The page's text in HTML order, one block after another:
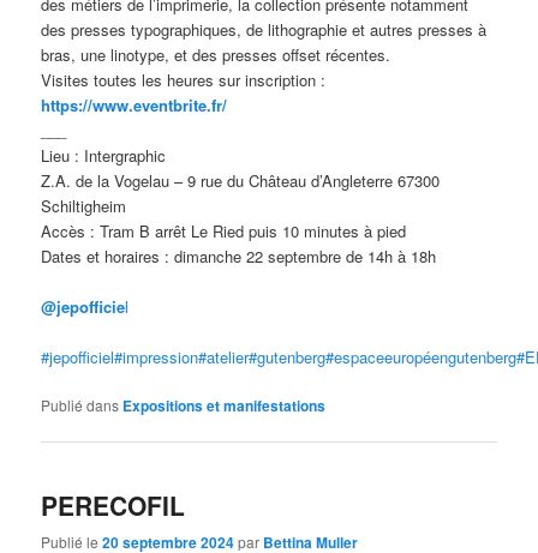
des presses typographiques, de lithographie et autres presses à
bras, une linotype, et des presses offset récentes.
Visites toutes les heures sur inscription :
https://www.eventbrite.fr/
Lieu : Intergraphic
Z.A. de la Vogelau – 9 rue du Château d’Angleterre 67300
Schiltigheim
Accès : Tram B arrêt Le Ried puis 10 minutes à pied
Dates et horaires : dimanche 22 septembre de 14h à 18h
@jepofficiel
#jepofficiel#impression#atelier#gutenberg#espaceeuropéengutenberg
Publié dans Expositions et manifestations
PERECOFIL
Publié le20 septembre 2024par Bettina Muller